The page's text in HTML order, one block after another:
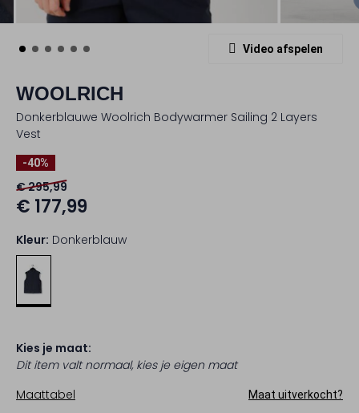
Video afspelen
WOOLRICH
Donkerblauwe Woolrich Bodywarmer Sailing 2 Layers
Vest
-40%
€ 295,99
€ 177,99
Kleur: Donkerblauw
Kies je maat:
Dit item valt normaal, kies je eigen maat
Maattabel
Maat uitverkocht?